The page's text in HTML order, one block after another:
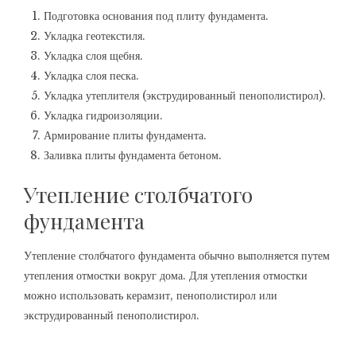
Подготовка основания под плиту фундамента.
Укладка геотекстиля.
Укладка слоя щебня.
Укладка слоя песка.
Укладка утеплителя (экструдированный пенополистирол).
Укладка гидроизоляции.
Армирование плиты фундамента.
Заливка плиты фундамента бетоном.
Утепление столбчатого
фундамента
Утепление столбчатого фундамента обычно выполняется путем
утепления отмостки вокруг дома. Для утепления отмостки
можно использовать керамзит, пенополистирол или
экструдированный пенополистирол.